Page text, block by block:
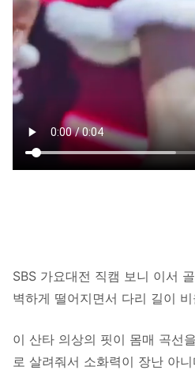
SBS 가요대전 직캠 보니 이서
벽하게 떨어지면서 다리 길이
이 산타 의상의 핏이 몸매 곡선
로 살려줘서 소화력이 장난 아니